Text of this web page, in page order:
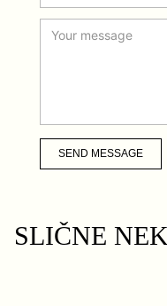
SEND MESSAGE
SLIČNE